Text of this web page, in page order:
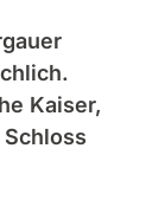
Kaiser,